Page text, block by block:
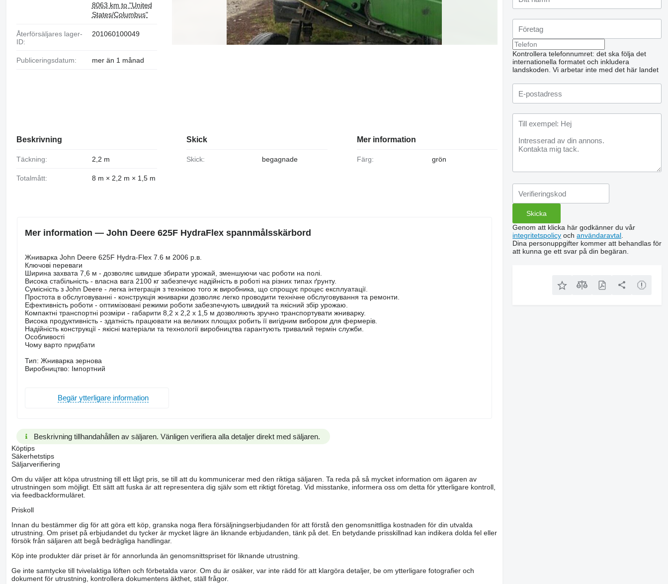
Begär ytterligare foton
8063 km to "United
States/Columbus"
Återförsäljares lager-
ID:
201060100049
Publiceringsdatum: mer än 1 månad
Beskrivning
Täckning: 2,2 m
Totalmått: 8 m × 2,2 m × 1,5 m
Skick
Skick: begagnade
Mer information
Färg: grön
Mer information — John Deere 625F HydraFlex spannmålsskärbord
Жниварка John Deere 625F Hydra-Flex 7.6 м 2006 р.в.
Ключові переваги
Ширина захвата 7,6 м - дозволяє швидше збирати урожай, зменшуючи час роботи на полі.
Висока стабільність - власна вага 2100 кг забезпечує надійність в роботі на різних типах ґрунту.
Сумісність з John Deere - легка інтеграція з технікою того ж виробника, що спрощує процес експлуатації.
Простота в обслуговуванні - конструкція жниварки дозволяє легко проводити технічне обслуговування та ремонти.
Ефективність роботи - оптимізовані режими роботи забезпечують швидкий та якісний збір урожаю.
Компактні транспортні розміри - габарити 8,2 х 2,2 х 1,5 м дозволяють зручно транспортувати жниварку.
Висока продуктивність - здатність працювати на великих площах робить її вигідним вибором для фермерів.
Надійність конструкції - якісні матеріали та технології виробництва гарантують тривалий термін служби.
Особливості
Чому варто придбати
Тип: Жниварка зернова
Виробництво: Імпортний
Begär ytterligare information
Beskrivning tillhandahållen av säljaren. Vänligen verifiera alla detaljer direkt med säljaren.
Köptips
Säkerhetstips
Säljarverifiering
Om du väljer att köpa utrustning till ett lågt pris, se till att du kommunicerar med den riktiga säljaren. Ta reda på så mycket information om ägaren av
utrustningen som möjligt. Ett sätt att fuska är att representera dig själv som ett riktigt företag. Vid misstanke, informera oss om detta för ytterligare kontroll,
via feedbackformuläret.
Priskoll
Innan du bestämmer dig för att göra ett köp, granska noga flera försäljningserbjudanden för att förstå den genomsnittliga kostnaden för din utvalda
utrustning. Om priset på erbjudandet du tycker är mycket lägre än liknande erbjudanden, tänk på det. En betydande prisskillnad kan indikera dolda fel eller
försök från säljaren att begå bedrägliga handlingar.
Köp inte produkter där priset är för annorlunda än genomsnittspriset för liknande utrustning.
Ge inte samtycke till tvivelaktiga löften och förbetalda varor. Om du är osäker, var inte rädd för att klargöra detaljer, be om ytterligare fotografier och
dokument för utrustning, kontrollera dokumentens äkthet, ställ frågor.
Kontrollera telefonnumret: det ska följa det
internationella formatet och inkludera
landskoden. Vi arbetar inte med det här landet
Genom att klicka här godkänner du vår
integritetspolicy ochanvändaravtal
Dina personuppgifter kommer att behandlas för
att kunna ge ett svar på din begäran.